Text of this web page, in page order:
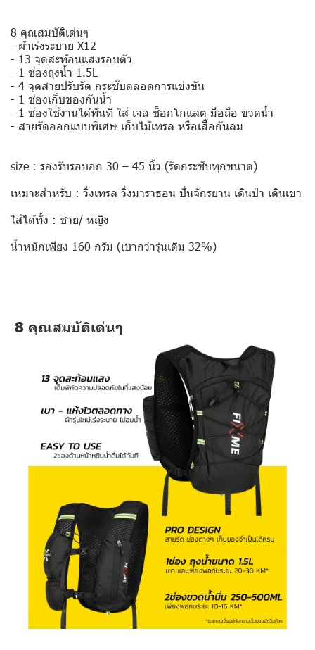
8 คุณสมบัติเด่นๆ
- ผ้าเร่งระบาย X12
- 13 จุดสะท้อนแสงรอบตัว
- 1 ช่องถุงน้ำ 1.5L
- 4 จุดสายปรับรัด กระชับตลอดการแข่งขัน
- 1 ช่องเก็บของกันน้ำ
- 1 ช่องใช้งานได้ทันที ใส่ เจล ช็อกโกแลต มือถือ ขวดน้ำ
- สายรัดออกแบบพิเศษ เก็บไม้เทรล หรือเสื้อกันลม
size : รองรับรอบอก 30 – 45 นิ้ว (รัดกระชับทุกขนาด)
เหมาะสำหรับ : วิ่งเทรล วิ่งมาราธอน ปั่นจักรยาน เดินป่า เดินเขา
ใส่ได้ทั้ง : ชาย/ หญิง
น้ำหนักเพียง 160 กรัม (เบากว่ารุ่นเดิม 32%)
8 คุณสมบัติเด่นๆ